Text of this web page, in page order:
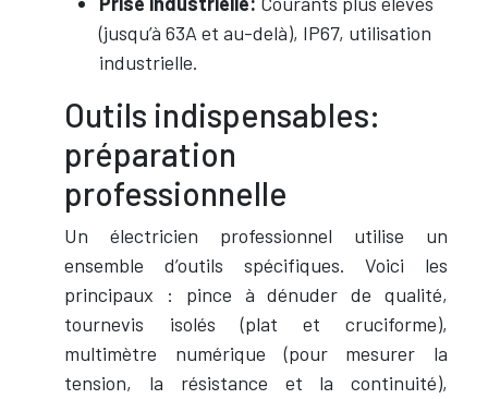
(jusqu’à 63A et au-delà), IP67, utilisation
industrielle.
Outils indispensables:
préparation
professionnelle
Un électricien professionnel utilise un
ensemble d’outils spécifiques. Voici les
principaux : pince à dénuder de qualité,
tournevis isolés (plat et cruciforme),
multimètre numérique (pour mesurer la
tension, la résistance et la continuité),